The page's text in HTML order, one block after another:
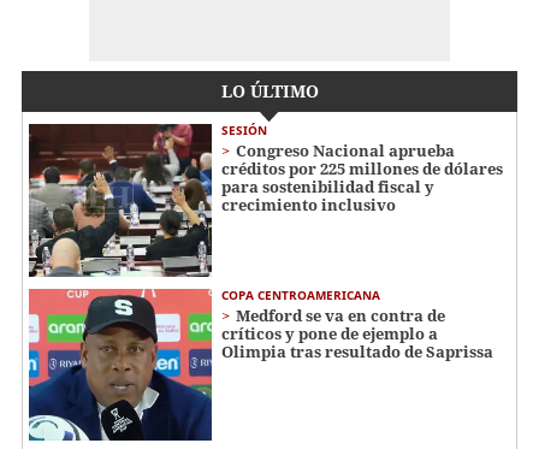
LO ÚLTIMO
SESIÓN
Congreso Nacional aprueba
créditos por 225 millones de dólares
para sostenibilidad fiscal y
crecimiento inclusivo
COPA CENTROAMERICANA
Medford se va en contra de
críticos y pone de ejemplo a
Olimpia tras resultado de Saprissa